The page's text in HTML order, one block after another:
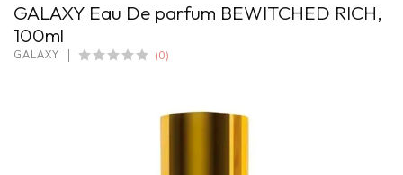
GALAXY Eau De parfum BEWITCHED RICH,
100ml
GALAXY (0)